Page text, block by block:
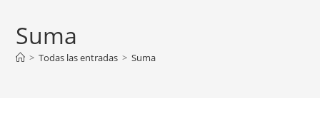
Suma
> Todas las entradas > Suma